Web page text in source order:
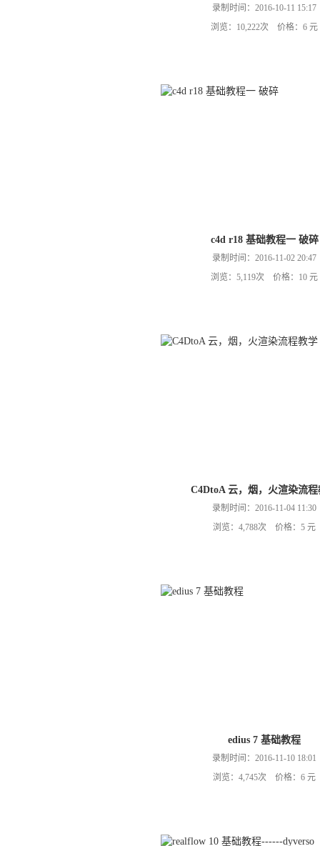
录制时间：2016-10-11 15:17
浏览：10,222次 价格：6 元
c4d r18 基础教程一 破碎
录制时间：2016-11-02 20:47
浏览：5,119次 价格：10 元
C4DtoA 云，烟，火渲染流程
录制时间：2016-11-04 11:30
浏览：4,788次 价格：5 元
edius 7 基础教程
录制时间：2016-11-10 18:01
浏览：4,745次 价格：6 元